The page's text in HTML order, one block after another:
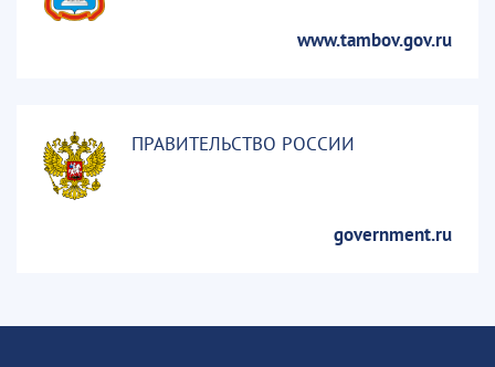
www.tambov.gov.ru
ПРАВИТЕЛЬСТВО РОССИИ
government.ru